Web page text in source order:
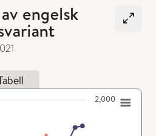
engelsk
koronavirusvariant2,000